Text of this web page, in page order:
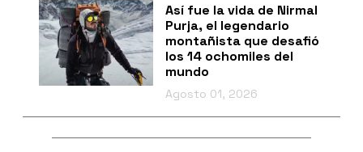
Así fue la vida de Nirmal
Purja, el legendario
montañista que desafió
los 14 ochomiles del
mundo
Agosto 01, 2026